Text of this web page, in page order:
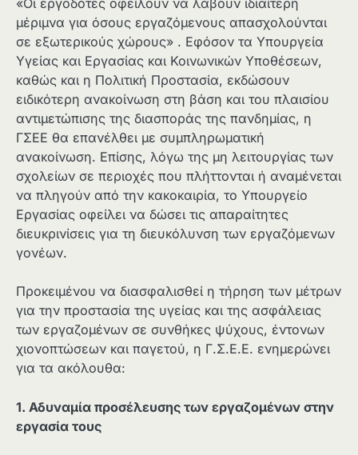
«Οι εργοδότες οφείλουν να λάβουν ιδιαίτερη
μέριμνα για όσους εργαζόμενους απασχολούνται
σε εξωτερικούς χώρους» . Εφόσον τα Υπουργεία
Υγείας και Εργασίας και Κοινωνικών Υποθέσεων,
καθώς και η Πολιτική Προστασία, εκδώσουν
ειδικότερη ανακοίνωση στη βάση και του πλαισίου
αντιμετώπισης της διασποράς της πανδημίας, η
ΓΣΕΕ θα επανέλθει με συμπληρωματική
ανακοίνωση. Επίσης, λόγω της μη λειτουργίας των
σχολείων σε περιοχές που πλήττονται ή αναμένεται
να πληγούν από την κακοκαιρία, το Υπουργείο
Εργασίας οφείλει να δώσει τις απαραίτητες
διευκρινίσεις για τη διευκόλυνση των εργαζόμενων
γονέων.
Προκειμένου να διασφαλισθεί η τήρηση των μέτρων
για την προστασία της υγείας και της ασφάλειας
των εργαζομένων σε συνθήκες ψύχους, έντονων
χιονοπτώσεων και παγετού, η Γ.Σ.Ε.Ε. ενημερώνει
για τα ακόλουθα:
1. Αδυναμία προσέλευσης των εργαζομένων στην
εργασία τους